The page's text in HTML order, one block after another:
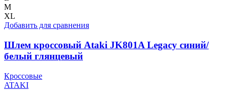
странице
M
XL
Добавить для сравнения
Шлем кроссовый Ataki JK801A Legacy синий/
белый глянцевый
Кроссовые
ATAKI